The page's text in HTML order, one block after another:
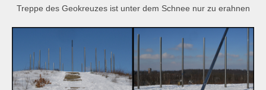
Treppe des Geokreuzes ist unter dem Schnee nur zu erahnen